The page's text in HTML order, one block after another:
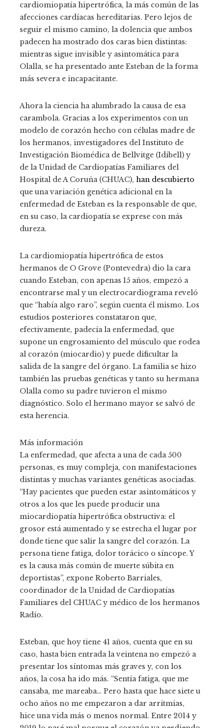
cardiomiopatía hipertrófica, la más común de las
afecciones cardíacas hereditarias. Pero lejos de
seguir el mismo camino, la dolencia que ambos
padecen ha mostrado dos caras bien distintas:
mientras sigue invisible y asintomática para
Olalla, se ha presentado ante Esteban de la forma
más severa e incapacitante.
Ahora la ciencia ha alumbrado la causa de esa
carambola. Gracias a los experimentos con un
modelo de corazón hecho con células madre de
los hermanos, investigadores del Instituto de
Investigación Biomédica de Bellvitge (Idibell) y
de la Unidad de Cardiopatías Familiares del
Hospital de A Coruña (CHUAC), han descubierto
que una variación genética adicional en la
enfermedad de Esteban es la responsable de que,
en su caso, la cardiopatía se exprese con más
dureza.
La cardiomiopatía hipertrófica de estos
hermanos de O Grove (Pontevedra) dio la cara
cuando Esteban, con apenas 15 años, empezó a
encontrarse mal y un electrocardiograma reveló
que “había algo raro”, según cuenta él mismo. Los
estudios posteriores constataron que,
efectivamente, padecía la enfermedad, que
supone un engrosamiento del músculo que rodea
al corazón (miocardio) y puede dificultar la
salida de la sangre del órgano. La familia se hizo
también las pruebas genéticas y tanto su hermana
Olalla como su padre tuvieron el mismo
diagnóstico. Solo el hermano mayor se salvó de
esta herencia.
Más información
La enfermedad, que afecta a una de cada 500
personas, es muy compleja, con manifestaciones
distintas y muchas variantes genéticas asociadas.
“Hay pacientes que pueden estar asintomáticos y
otros a los que les puede producir una
miocardiopatía hipertrófica obstructiva: el
grosor está aumentado y se estrecha el lugar por
donde tiene que salir la sangre del corazón. La
persona tiene fatiga, dolor torácico o síncope. Y
es la causa más común de muerte súbita en
deportistas”, expone Roberto Barriales,
coordinador de la Unidad de Cardiopatías
Familiares del CHUAC y médico de los hermanos
Radío.
Esteban, que hoy tiene 41 años, cuenta que en su
caso, hasta bien entrada la veintena no empezó a
presentar los síntomas más graves y, con los
años, la cosa ha ido más. “Sentía fatiga, que me
cansaba, me mareaba… Pero hasta que hace siete u
ocho años no me empezaron a dar arritmias,
hice una vida más o menos normal. Entre 2014 y